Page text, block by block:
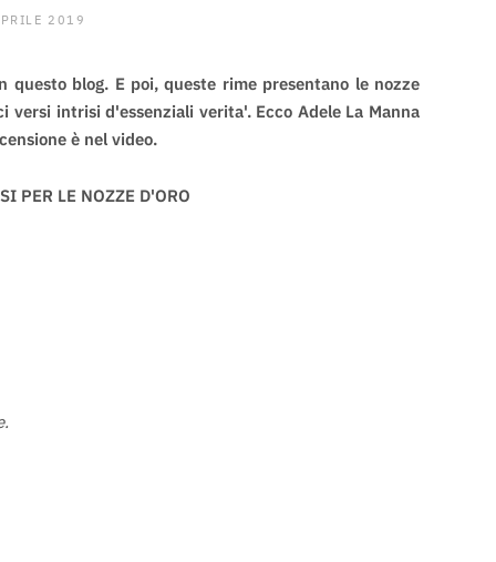
2019
questo blog. E poi, queste rime presentano le nozze
versi intrisi d'essenziali verita'. Ecco Adele La Manna
è nel video.
PER LE NOZZE D'ORO